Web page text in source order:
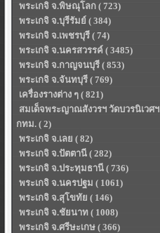
พระเกจิ จ.พิษณุโลก ( 723)
พระเกจิ จ.บุรีรัมย์ ( 384)
พระเกจิ จ.เพชรบุรี ( 74)
พระเกจิ จ.นครสวรรค์ ( 3485)
พระเกจิ จ.กาญจนบุรี ( 853)
พระเกจิ จ.จันทบุรี ( 769)
เครื่องรางต่าง ๆ ( 821)
สมเด็จพระญาณสังวรฯ วัดบวรนิเวศฯ
กทม. ( 2)
พระเกจิ จ.เลย ( 82)
พระเกจิ จ.ปัตตานี ( 282)
พระเกจิ จ.ประทุมธานี ( 736)
พระเกจิ จ.นครปฐม ( 1061)
พระเกจิ จ.สุโขทัย ( 146)
พระเกจิ จ.ชัยนาท ( 1008)
พระเกจิ จ.ศรีษะเกษ ( 366)